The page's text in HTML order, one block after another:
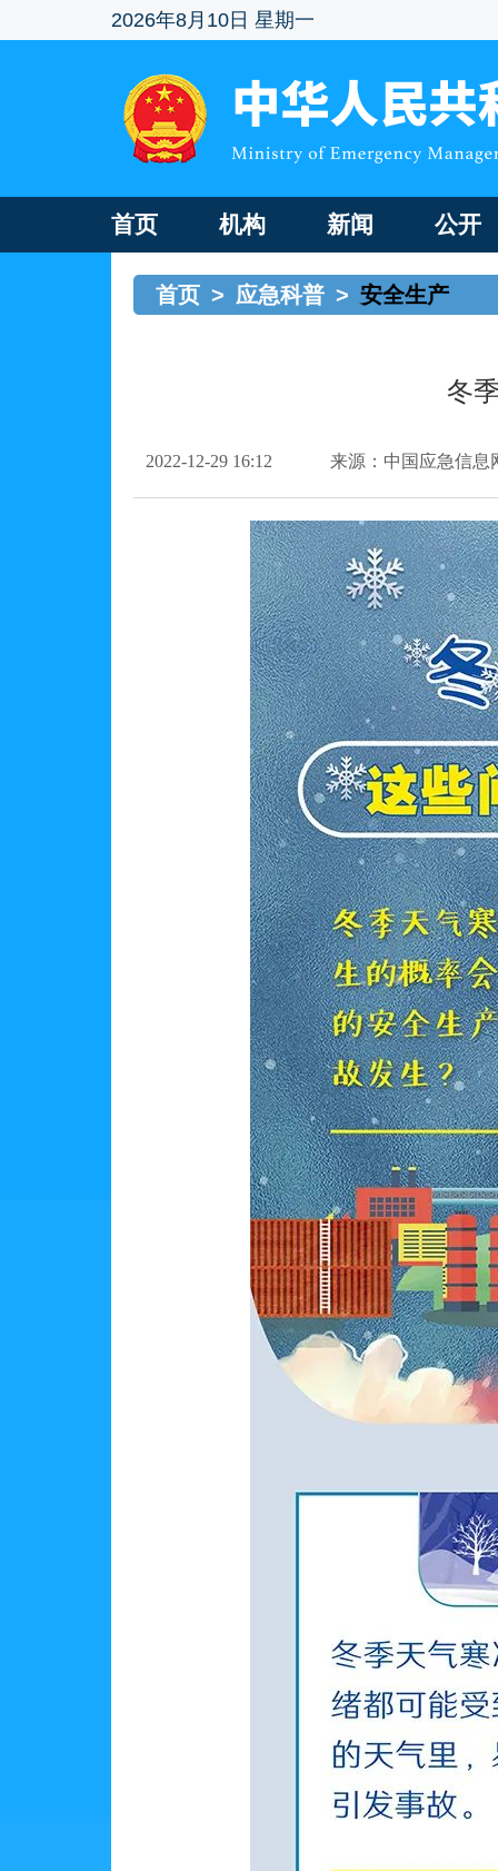
2026年8月10日 星期一
首页 机构 新闻 公开
首页 > 应急科普 > 安全生产
冬
2022-12-29 16:12 来源：中国应急信息